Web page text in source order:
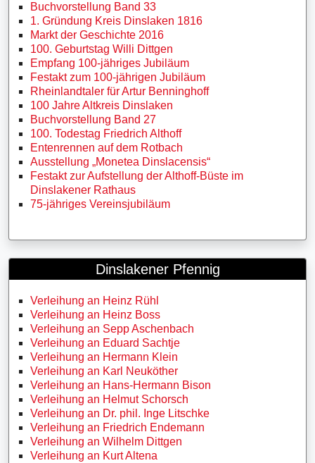
Buchvorstellung Band 33
1. Gründung Kreis Dinslaken 1816
Markt der Geschichte 2016
100. Geburtstag Willi Dittgen
Empfang 100-jähriges Jubiläum
Festakt zum 100-jährigen Jubiläum
Rheinlandtaler für Artur Benninghoff
100 Jahre Altkreis Dinslaken
Buchvorstellung Band 27
100. Todestag Friedrich Althoff
Entenrennen auf dem Rotbach
Ausstellung „Monetea Dinslacensis“
Festakt zur Aufstellung der Althoff-Büste im
Dinslakener Rathaus
75-jähriges Vereinsjubiläum
Dinslakener Pfennig
Verleihung an Heinz Rühl
Verleihung an Heinz Boss
Verleihung an Sepp Aschenbach
Verleihung an Eduard Sachtje
Verleihung an Hermann Klein
Verleihung an Karl Neuköther
Verleihung an Hans-Hermann Bison
Verleihung an Helmut Schorsch
Verleihung an Dr. phil. Inge Litschke
Verleihung an Friedrich Endemann
Verleihung an Wilhelm Dittgen
Verleihung an Kurt Altena